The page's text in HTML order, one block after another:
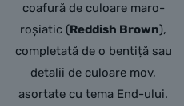
coafură de culoare maro-
roșiatic (Reddish Brown),
completată de o bentiță sau
detalii de culoare mov,
asortate cu tema End-ului.